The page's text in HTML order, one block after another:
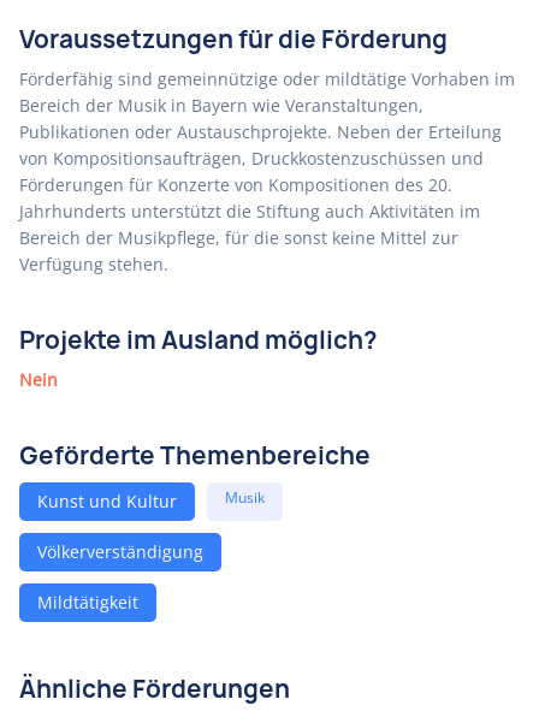
Voraussetzungen für die Förderung
Förderfähig sind gemeinnützige oder mildtätige Vorhaben im
Bereich der Musik in Bayern wie Veranstaltungen,
Publikationen oder Austauschprojekte. Neben der Erteilung
von Kompositionsaufträgen, Druckkostenzuschüssen und
Förderungen für Konzerte von Kompositionen des 20.
Jahrhunderts unterstützt die Stiftung auch Aktivitäten im
Bereich der Musikpflege, für die sonst keine Mittel zur
Verfügung stehen.
Projekte im Ausland möglich?
Nein
Geförderte Themenbereiche
Kunst und Kultur Musik
Völkerverständigung
Mildtätigkeit
Ähnliche Förderungen